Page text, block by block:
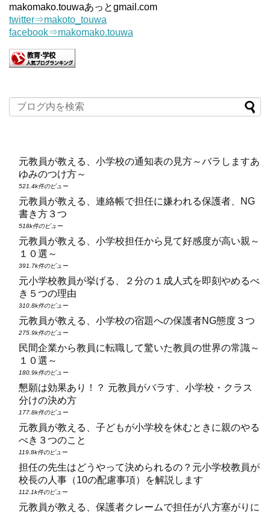
makomako.touwaあっとgmail.com
twitter⇒makoto_touwa
facebook⇒makomako.touwa
元教員が教える、小学校の通知表の見方～バラしますあ
ゆみのつけ方～
521.4k件のビュー
元教員が教える、連絡帳で担任に嫌われる保護者、NG
書き方３つ
518k件のビュー
元教員が教える、小学校担任から見て好感度が高い親～
１０選～
391.7k件のビュー
元小学校教員が挙げる、２分の１成人式を即刻やめるべ
き５つの理由
310.8k件のビュー
元教員が教える、小学校の宿題への保護者NG態度３つ
275.9k件のビュー
民間企業から教員に転職して驚いた教員の世界の常識～
１０選～
180.9k件のビュー
懇願は効果あり！？ 元教員がバラす、小学校・クラス
分けの決め方
177.8k件のビュー
元教員が教える、子どもが小学校を休むときに親のやる
べき３つのこと
119.8k件のビュー
担任の先生はどうやって決められるの？元小学校教員が
校長の人事（10の配慮事項）を解説します
112.1k件のビュー
元教員が教える、保護者クレームで担任が八方塞がりに